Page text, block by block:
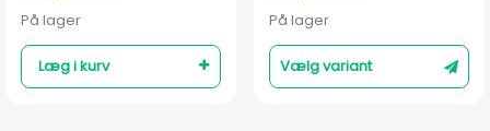
På lager
Læg i kurv
På lager
Vælg variant